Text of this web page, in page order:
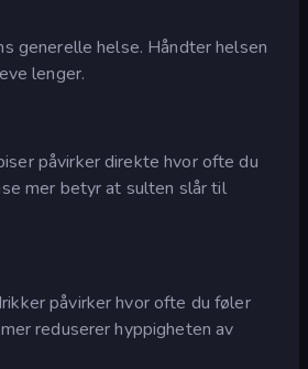
generelle helse. Håndter helsen
lenger.
påvirker direkte hvor ofte du
mer betyr at sulten slår til
påvirker hvor ofte du føler
reduserer hyppigheten av